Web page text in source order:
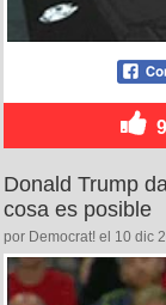
Donald Trump
cosa es posible
por Democrat! el 10 dic